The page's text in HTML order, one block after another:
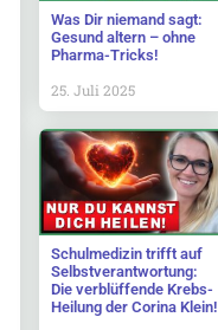
Was Dir niemand sagt:
Gesund altern – ohne
Pharma-Tricks!
25. Juli 2025
Schulmedizin trifft auf
Selbstverantwortung:
Die verblüffende Krebs-
Heilung der Corina Klein!